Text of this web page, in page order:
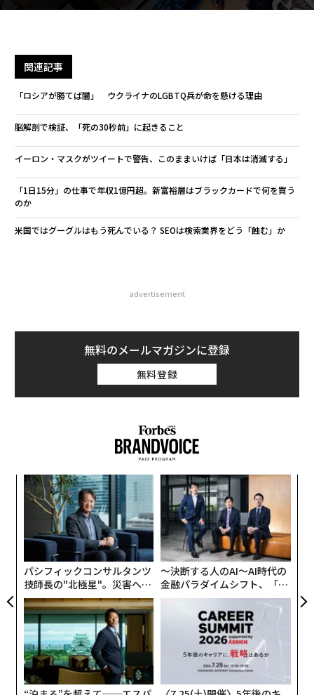
関連記事
「ロシアが勝てば闇」 ウクライナのLGBTQ兵が命を懸ける理由
脳解剖で検証、「死の30秒前」に起きること
イーロン・マスクがツイートで警告、このままいけば「日本は消滅する」
「1日15分」の仕事で年収1億円超。新富裕層はブラックカードで何を買う
のか
米国ではグーグルはもう死んでいる？ SEOは検索業界をどう「蝕む」か
advertisement
無料のメールマガジンに登録
無料登録
パシフィックコンサルタンツ
技師長の"北極星"。災害への
無力感を乗り越え見つけた、
防災一筋20年の答え
〜決断する人のAI〜AI時代の
金融パラダイムシフト、「超
個別化」の核心 【MUFG×ウ
ェルスナビ×PwC】